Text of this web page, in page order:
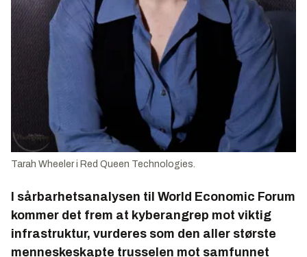
Tarah Wheeler i Red Queen Technologies.
I sårbarhetsanalysen til World Economic Forum
kommer det frem at kyberangrep mot viktig
infrastruktur, vurderes som den aller største
menneskeskapte trusselen mot samfunnet